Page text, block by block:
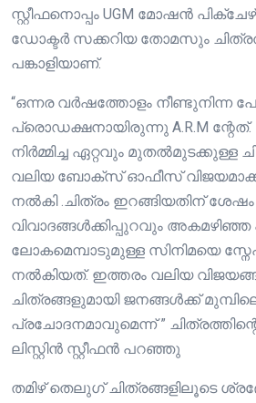
സ്റ്റീഫനൊപ്പം UGM മോഷൻ
ഡോക്ടർ സക്കറിയ തോമസും
പങ്കാളിയാണ്.
“ഒന്നര വർഷത്തോളം നീണ്ടുനിന്ന
പ്രൊഡക്ഷനായിരുന്നു A.R.M
നിർമ്മിച്ച ഏറ്റവും മുതൽമുടക്കുള്ള
വലിയ ബോക്സ് ഓഫീസ് വിജയമാക്കി
നൽകി .ചിത്രം ഇറങ്ങിയതിന് ശേഷം
വിവാദങ്ങൾക്കിപ്പുറവും
ലോകമെമ്പാടുമുള്ള സിനിമയെ
നൽകിയത്. ഇത്തരം വലിയ
ചിത്രങ്ങളുമായി ജനങ്ങൾക്ക്
പ്രചോദനമാവുമെന്ന് ”
ലിസ്റ്റിൻ സ്റ്റീഫൻ പറഞ്ഞു
തമിഴ് തെലുഗ് ചിത്രങ്ങളിലൂടെ